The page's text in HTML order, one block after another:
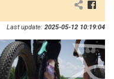
Last update: 2025-05-12 10:19:04